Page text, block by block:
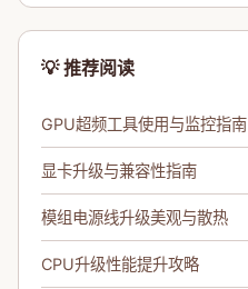
💡 推荐阅读
GPU超频工具使用与监控指南
显卡升级与兼容性指南
模组电源线升级美观与散热
CPU升级性能提升攻略